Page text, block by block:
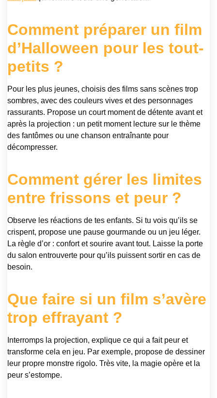
Comment préparer un film
d’Halloween pour les tout-
petits ?
Pour les plus jeunes, choisis des films sans scènes trop
sombres, avec des couleurs vives et des personnages
rassurants. Propose un court moment de détente avant et
après la projection : un petit moment lecture sur le thème
des fantômes ou une chanson entraînante pour
décompresser.
Comment gérer les limites
entre frissons et peur ?
Observe les réactions de tes enfants. Si tu vois qu’ils se
crispent, propose une pause gourmande ou un jeu léger.
La règle d’or : confort et sourire avant tout. Laisse la porte
du salon entrouverte pour qu’ils puissent sortir en cas de
besoin.
Que faire si un film s’avère
trop effrayant ?
Interromps la projection, explique ce qui a fait peur et
transforme cela en jeu. Par exemple, propose de dessiner
leur propre monstre rigolo. Très vite, la magie opère et la
peur s’estompe.